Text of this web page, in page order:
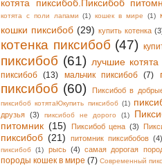
котята пиксибоб.Пиксибоб
котята с поли лапами (1) кошек в мире (1)
кошки пиксибоб (29) купить котенка
котенка пиксибоб (47)
пиксибоб (61) лучшие
пиксибоб (13) мальчик пиксибоб (7)
пиксибоб (60) Пиксибоб в
пиксибоб котятаЮкупить пиксибоб (1)
друзья (3) пиксибоб не дорого (1)
питомник (15) Пиксибоб цена (3)
пиксибоб (21) питомник пиксибобов (4)
пиксибоб (1) рысь (4) самая дорогая
породы кошек в мире (7) Современный